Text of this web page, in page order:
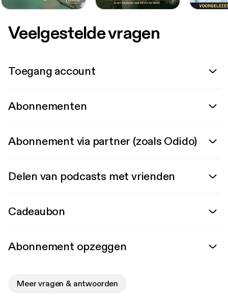
Veelgestelde vragen
Toegang account
Abonnementen
Abonnement via partner (zoals Odido)
Delen van podcasts met vrienden
Cadeaubon
Abonnement opzeggen
Meer vragen & antwoorden